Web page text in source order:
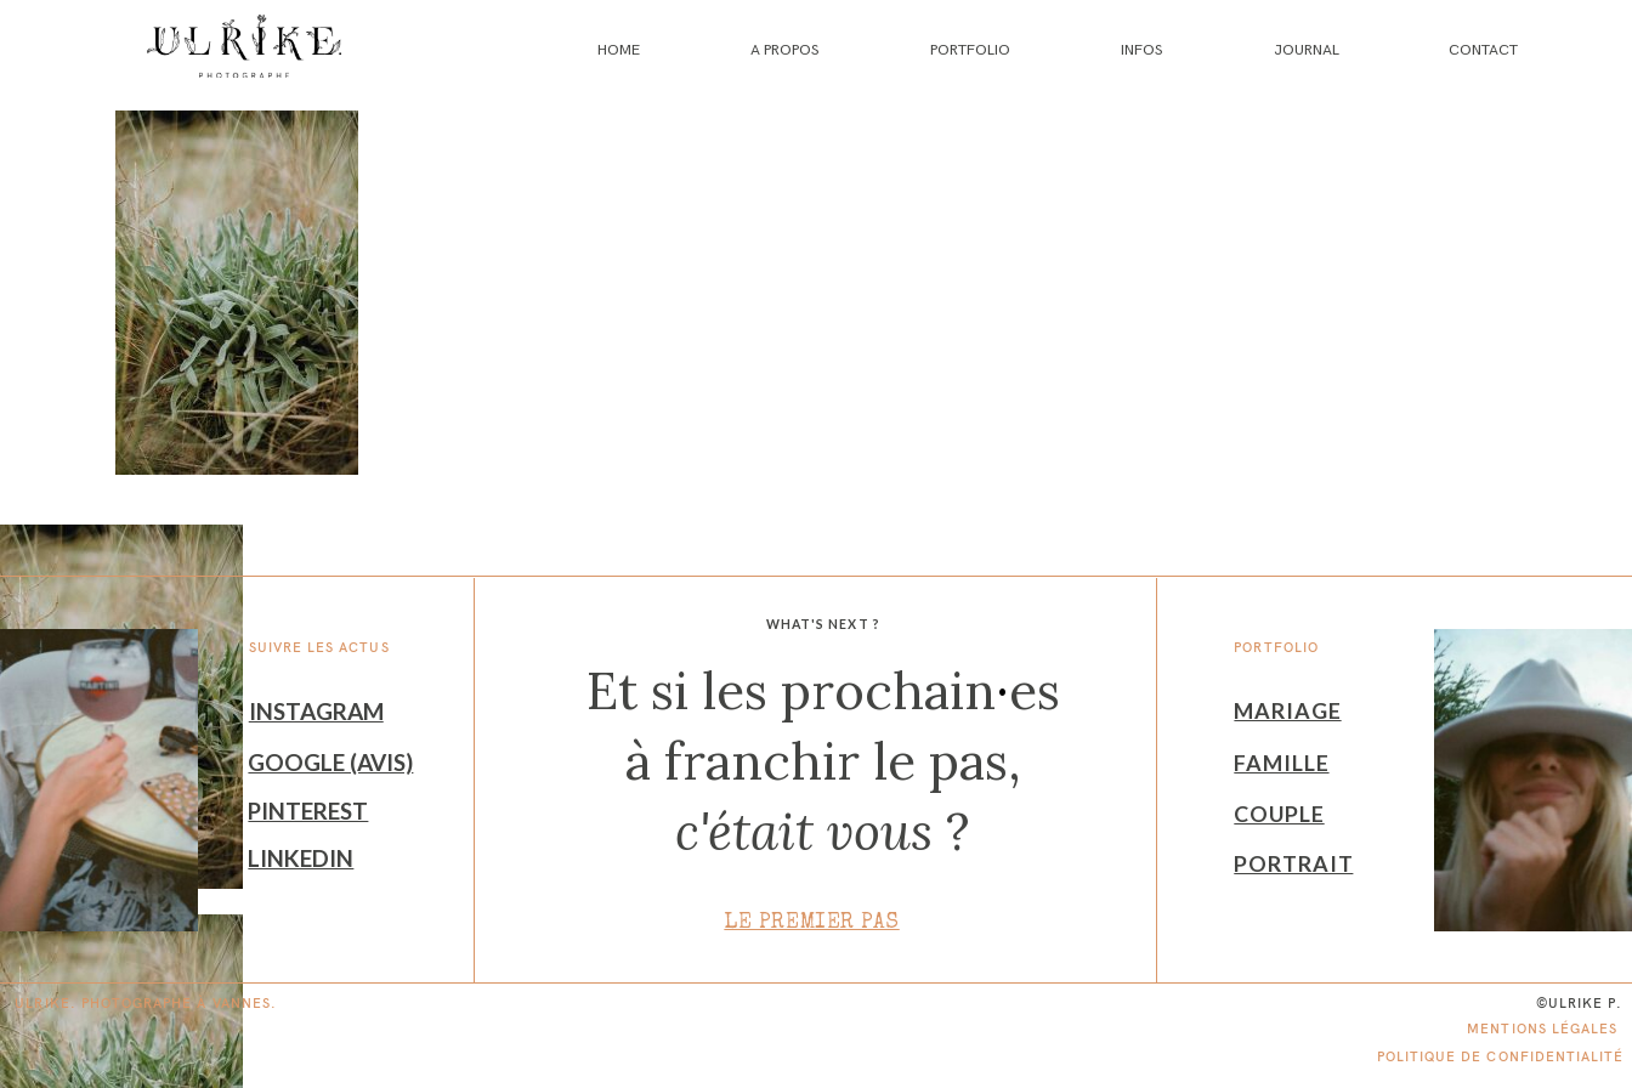
HOME A PROPOS PORTFOLIO INFOS JOURNAL CONTACT
WHAT'S NEXT ?
PORTFOLIO
SUIVRE LES ACTUS
Et si les prochain·es
à franchir le pas,
c'était vous ?
MARIAGE
INSTAGRAM
GOOGLE (AVIS)
FAMILLE
PINTEREST COUPLE
LINKEDIN PORTRAIT
LE PREMIER PAS
©ULRIKE P.
ULRIKE. PHOTOGRAPHE ÀVANNES.
MENTIONS LÉGALES
POLITIQUE DE CONFIDENTIALITÉ